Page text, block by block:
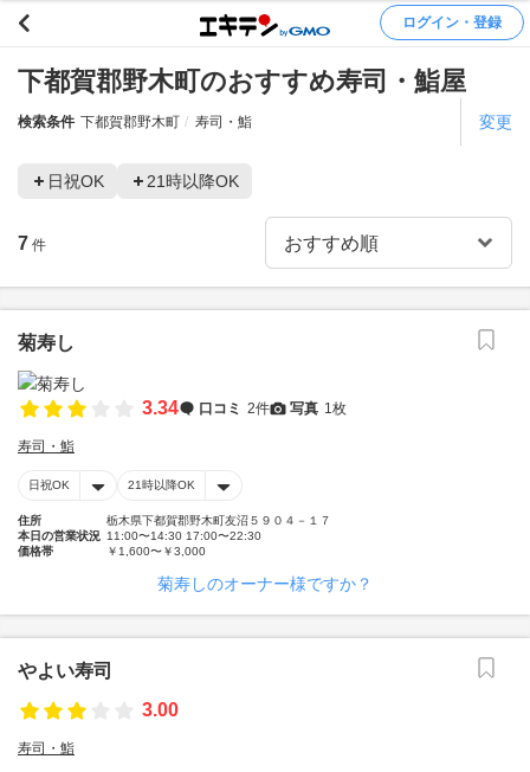
ログイン・登録
下都賀郡野木町のおすすめ寿司・鮨屋
検索条件 下都賀郡野木町 寿司・鮨 変更
日祝OK 21時以降OK
7 件
菊寿し
3.34 口コミ 2件 写真 1枚
寿司・鮨
日祝OK 21時以降OK
住所
栃木県下都賀郡野木町友沼５９０４－１７
本日の営業状況 11:00〜14:30 17:00〜22:30
価格帯
￥1,600〜￥3,000
菊寿しのオーナー様ですか？
やよい寿司
3.00
寿司・鮨